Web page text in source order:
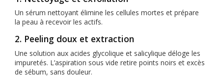
Un sérum nettoyant élimine les cellules mortes et prépare
la peau à recevoir les actifs.
2. Peeling doux et extraction
Une solution aux acides glycolique et salicylique déloge les
impuretés. L’aspiration sous vide retire points noirs et excès
de sébum, sans douleur.